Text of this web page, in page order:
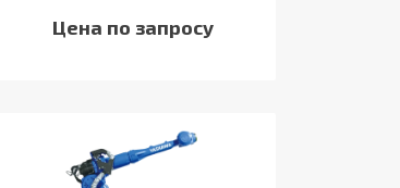
Цена по запросу